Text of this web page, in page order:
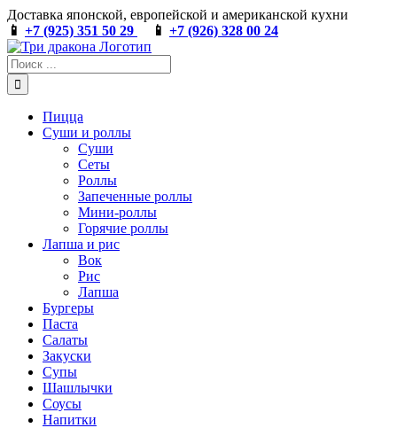
Skip
to
content
Доставка японской, европейской и американской кухни
📱 +7 (925) 351 50 29 📱 +7 (926) 328 00 24
Результат
поиска:
Пицца
Суши и роллы
Суши
Сеты
Роллы
Запеченные роллы
Мини-роллы
Горячие роллы
Лапша и рис
Вок
Рис
Лапша
Бургеры
Паста
Салаты
Закуски
Супы
Шашлычки
Соусы
Напитки